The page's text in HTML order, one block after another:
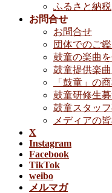
ふるさと納税
お問合せ
お問合せ
団体でのご
鼓童の楽曲
鼓童提供楽
「鼓童」の
鼓童研修生
鼓童スタッ
メディアの
X
Instagram
Facebook
TikTok
weibo
メルマガ